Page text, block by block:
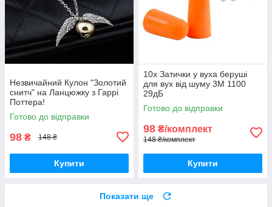
Незвичайний Кулон "Золотий
снитч" на Ланцюжку з Гаррі
Поттера!
Готово до відправки
98 ₴ 148 ₴
Купити
10x Затички у вуха беруші
для вух від шуму 3M 1100
29дБ
Готово до відправки
98 ₴/комплект
148 ₴/комплект
Купити
Показати ще